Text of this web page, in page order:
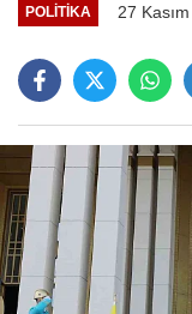
POLITIKA 27